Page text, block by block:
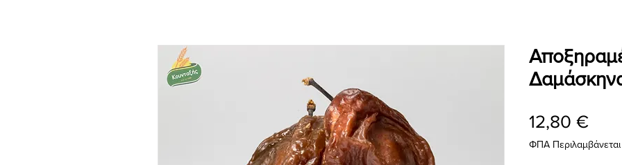
12,80 €Τιμή
ΦΠΑ Περιλαμβάνεται